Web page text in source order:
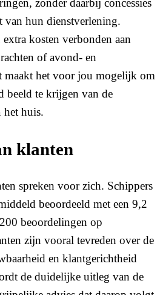
zonder daarbij concessies
van hun dienstverlening.
kosten verbonden aan
of avond- en
maakt het voor jou mogelijk om
beeld te krijgen van de
het huis.
klanten
spreken voor zich. Schippers
beoordeeld met een 9,2
beoordelingen op
zijn vooral tevreden over de
en klantgerichtheid
de duidelijke uitleg van de